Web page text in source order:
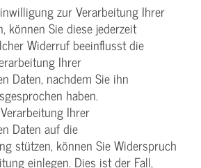
zur Verarbeitung Ihrer
können Sie diese jederzeit
Widerruf beeinflusst die
Ihrer
Daten, nachdem Sie ihn
haben.
Ihrer
Daten auf die
stützen, können Sie Widerspruch
einlegen. Dies ist der Fall,